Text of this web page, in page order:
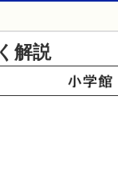
解説